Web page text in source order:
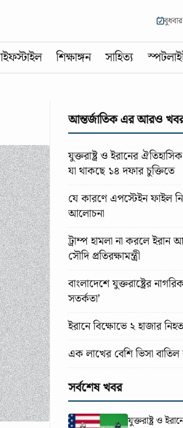
শিক্ষাঙ্গন সাহিত্য
আন্তর্জাতিক এর আরও
যুক্তরাষ্ট্র ও ইরানের
যা থাকছে ১৪ দফার চুক্তিতে
যে কারণে এপস্টেইন ফাইল
আলোচনা
ট্রাম্প হামলা না করলে
সৌদি প্রতিরক্ষামন্ত্রী
বাংলাদেশে যুক্তরাষ্ট্রের
সতর্কতা’
ইরানে বিক্ষোভে ২ হাজার
এক লাখের বেশি ভিসা বাতিল
সর্বশেষ খবর
যুক্তরাষ্ট্র ও